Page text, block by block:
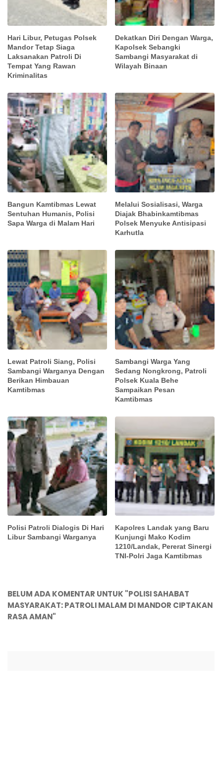
Hari Libur, Petugas Polsek
Mandor Tetap Siaga
Laksanakan Patroli Di
Tempat Yang Rawan
Kriminalitas
Dekatkan Diri Dengan Warga,
Kapolsek Sebangki
Sambangi Masyarakat di
Wilayah Binaan
Bangun Kamtibmas Lewat
Sentuhan Humanis, Polisi
Sapa Warga di Malam Hari
Melalui Sosialisasi, Warga
Diajak Bhabinkamtibmas
Polsek Menyuke Antisipasi
Karhutla
Lewat Patroli Siang, Polisi
Sambangi Warganya Dengan
Berikan Himbauan
Kamtibmas
Sambangi Warga Yang
Sedang Nongkrong, Patroli
Polsek Kuala Behe
Sampaikan Pesan
Kamtibmas
Polisi Patroli Dialogis Di Hari
Libur Sambangi Warganya
Kapolres Landak yang Baru
Kunjungi Mako Kodim
1210/Landak, Pererat Sinergi
TNI-Polri Jaga Kamtibmas
BELUM ADA KOMENTAR UNTUK "POLISI SAHABAT
MASYARAKAT: PATROLI MALAM DI MANDOR CIPTAKAN
RASA AMAN"